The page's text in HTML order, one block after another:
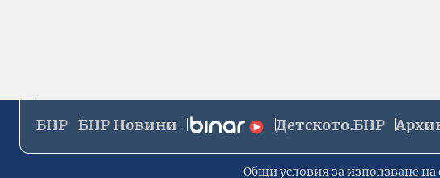
БНР БНР Новини Детското.БНР
Общи условия за използване на